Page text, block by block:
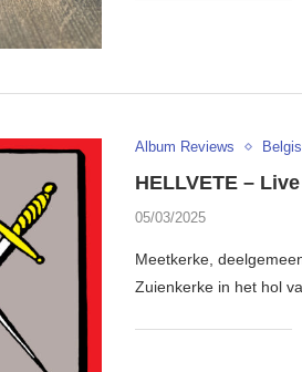
Album Reviews
HELLVETE –
05/03/2025
Meetkerke,
Zuienkerke in het hol